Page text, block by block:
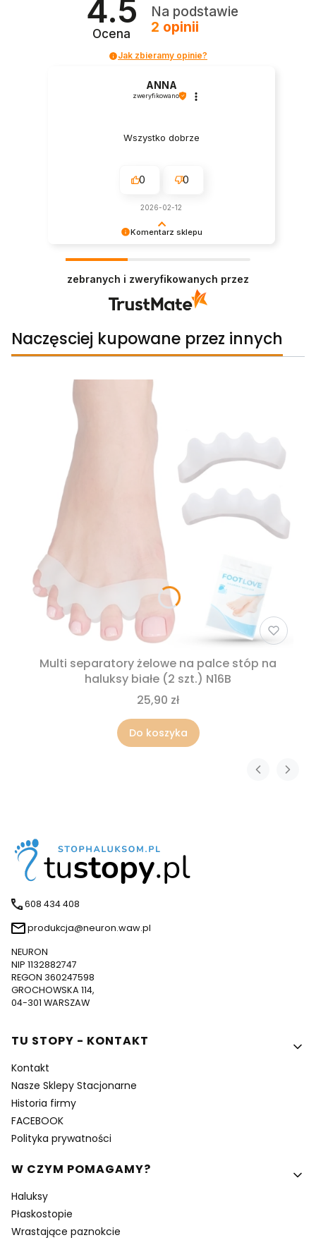
4.5
Ocena
Na podstawie
2 opinii
Jak zbieramy opinie?
Komentarz sklepu
że jesteśmy na właściwym torze :) Z
ANNA
zweryfikowano
Wszystko dobrze
0 0
2026-02-12
zebranych i zweryfikowanych przez
Naczęsciej kupowane przez innych
Multi separatory żelowe na palce stóp na
haluksy białe (2 szt.) N16B
25,90 zł
Do koszyka
608 434 408
produkcja@neuron.waw.pl
NEURON
NIP 1132882747
REGON 360247598
GROCHOWSKA 114,
04-301 WARSZAW
Linki w stopce
TU STOPY - KONTAKT
Kontakt
Nasze Sklepy Stacjonarne
Historia firmy
FACEBOOK
Polityka prywatności
W CZYM POMAGAMY?
Haluksy
Płaskostopie
Wrastające paznokcie